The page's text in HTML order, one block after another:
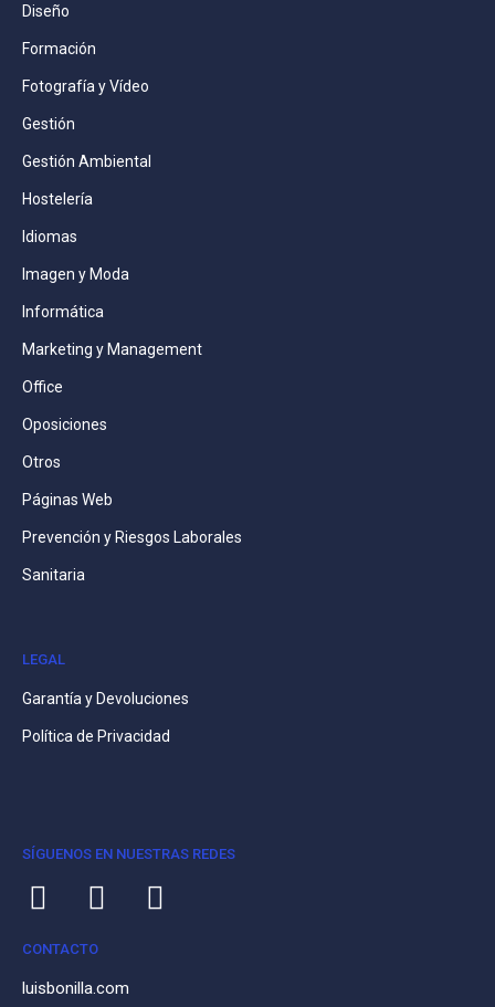
Diseño
Formación
Fotografía y Vídeo
Gestión
Gestión Ambiental
Hostelería
Idiomas
Imagen y Moda
Informática
Marketing y Management
Office
Oposiciones
Otros
Páginas Web
Prevención y Riesgos Laborales
Sanitaria
LEGAL
Garantía y Devoluciones
Política de Privacidad
SÍGUENOS EN NUESTRAS REDES
CONTACTO
luisbonilla.com